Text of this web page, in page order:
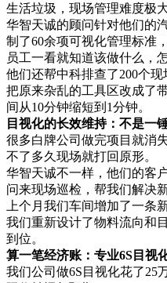
生活垃圾，现场管理难度极大
华智天诚的顾问针对他们的
制了60余项可视化管理标准
员工一看就知道该做什么，
他们还帮中科排查了200个
把原来杂乱的工具区改成了
间从10分钟缩短到1分钟。
目视化的长效维持：不是一
很多白牌公司做完项目就消
不了多久现场就打回原形。
华智天诚不一样，他们的客
问来现场巡检，帮我们解决
上个月我们车间增加了一条
我们重新设计了物料流向和
到位。
算一笔经济账：专业6S目视
我们公司做6S目视化花了25